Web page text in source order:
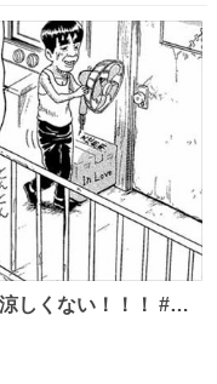
くない！！！ #浦